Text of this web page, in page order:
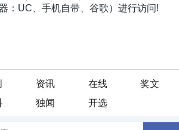
资讯 在线
奖文
独闻 开选